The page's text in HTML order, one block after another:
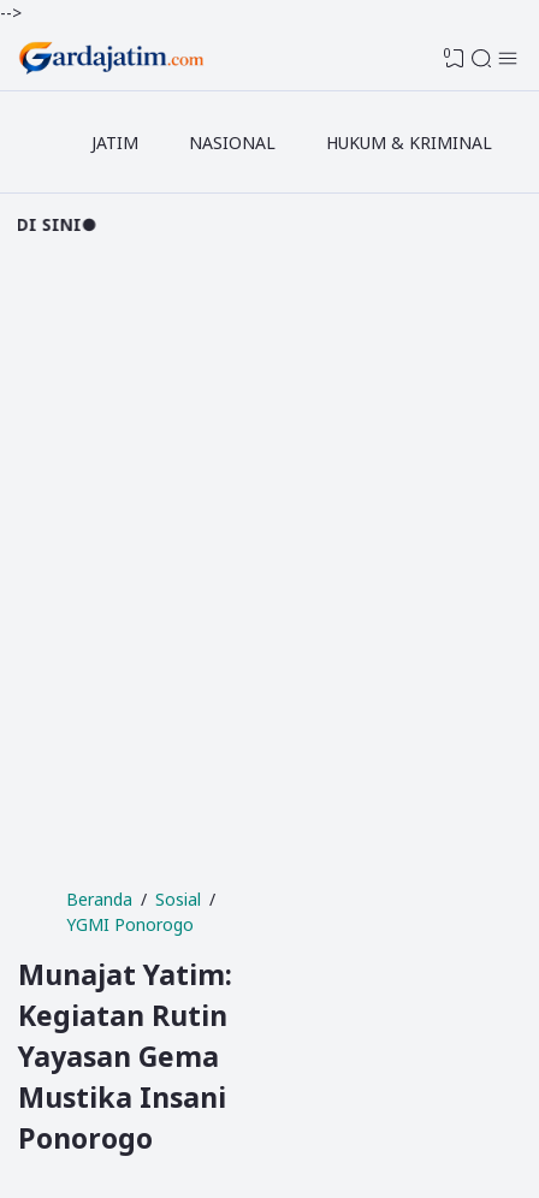
-->
0
JATIM NASIONAL HUKUM & KRIMINAL
Beranda
Sosial
YGMI Ponorogo
Munajat Yatim:
Kegiatan Rutin
Yayasan Gema
Mustika Insani
Ponorogo